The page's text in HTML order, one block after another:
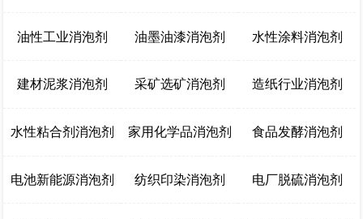
油性工业消泡剂 油墨油漆消泡剂 水性涂料消泡剂
建材泥浆消泡剂 采矿选矿消泡剂 造纸行业消泡剂
水性粘合剂消泡剂 家用化学品消泡剂 食品发酵消泡剂
电池新能源消泡剂 纺织印染消泡剂 电厂脱硫消泡剂